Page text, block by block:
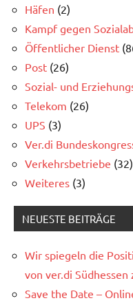
Häfen (2)
Kampf gegen
Öffentlicher Dienst
Post (26)
Sozial- und
Telekom (26)
UPS (3)
Ver.di
Verkehrsbetriebe (32)
Weiteres (3)
NEUESTE BEITRÄGE
Wir spiegeln die
von ver.di Südhessen
Save the Date –